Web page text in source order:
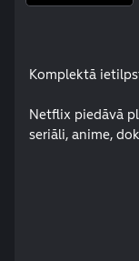
Komplektā
Netflix piedāvā
seriāli, anime,